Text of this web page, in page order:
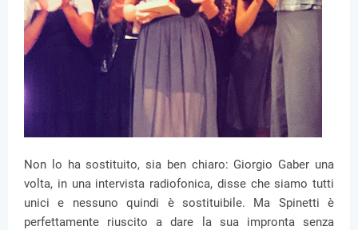
Non lo ha sostituito, sia ben chiaro: Giorgio Gaber una
volta, in una intervista radiofonica, disse che siamo tutti
unici e nessuno quindi è sostituibile. Ma Spinetti è
perfettamente riuscito a dare la sua impronta senza